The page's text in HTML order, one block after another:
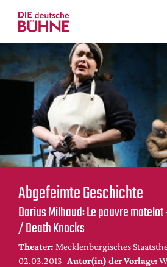
Kritiken
Schauspiel
Musiktheater
Tanz
Crossover
Bühnenwelt
Festivals & Veranstaltungen
Menschen & Theater
Themen
Internationales
Nachrufe
Medientipps
Abgefeimte Geschichte
Darius Milhaud: Le pauvre
/ Death Knocks
Theater: Mecklenburgisches
02.03.2013 Autor(in) der Vorlage: